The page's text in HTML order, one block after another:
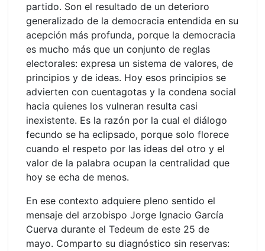
partido. Son el resultado de un deterioro
generalizado de la democracia entendida en su
acepción más profunda, porque la democracia
es mucho más que un conjunto de reglas
electorales: expresa un sistema de valores, de
principios y de ideas. Hoy esos principios se
advierten con cuentagotas y la condena social
hacia quienes los vulneran resulta casi
inexistente. Es la razón por la cual el diálogo
fecundo se ha eclipsado, porque solo florece
cuando el respeto por las ideas del otro y el
valor de la palabra ocupan la centralidad que
hoy se echa de menos.
En ese contexto adquiere pleno sentido el
mensaje del arzobispo Jorge Ignacio García
Cuerva durante el Tedeum de este 25 de
mayo. Comparto su diagnóstico sin reservas: